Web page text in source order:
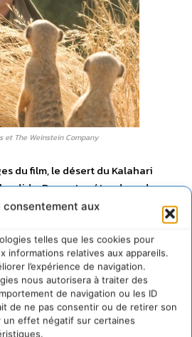
consentement aux
telles que les cookies pour
informations relatives aux appareils.
l’expérience de navigation.
nous autorisera à traiter des
de navigation ou les ID
de ne pas consentir ou de retirer son
effet négatif sur certaines
et The Weinstein Company
du film, le désert du Kalahari
De vastes étendues de
épineuse, quelques arbres
et ça et là, miracles de la
le désert. Situé au sud de
une large partie du
et l’extrémité nord de
de 500 000 km², il offre des
moins désertiques, plus ou moins
sable passent du rouge au brun et